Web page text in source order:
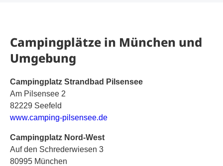
Campingplätze in München und
Umgebung
Campingplatz Strandbad Pilsensee
Am Pilsensee 2
82229 Seefeld
www.camping-pilsensee.de
Campingplatz Nord-West
Auf den Schrederwiesen 3
80995 München